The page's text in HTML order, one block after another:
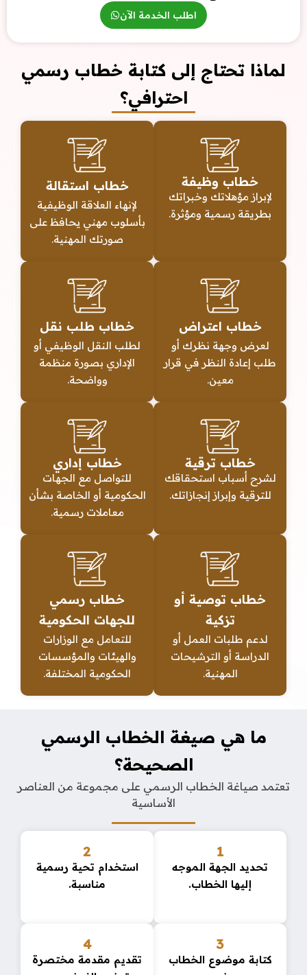
اطلب الخدمة الآن
لماذا تحتاج إلى كتابة خطاب رسمي
احترافي؟
خطاب وظيفة
لإبراز مؤهلاتك وخبراتك
بطريقة رسمية ومؤثرة.
خطاب استقالة
لإنهاء العلاقة الوظيفية
بأسلوب مهني يحافظ على
صورتك المهنية.
خطاب اعتراض
لعرض وجهة نظرك أو
طلب إعادة النظر في قرار
معين.
خطاب طلب نقل
لطلب النقل الوظيفي أو
الإداري بصورة منظمة
وواضحة.
خطاب ترقية
لشرح أسباب استحقاقك
للترقية وإبراز إنجازاتك.
خطاب إداري
للتواصل مع الجهات
الحكومية أو الخاصة بشأن
معاملات رسمية.
خطاب توصية أو
تزكية
لدعم طلبات العمل أو
الدراسة أو الترشيحات
المهنية.
خطاب رسمي
للجهات الحكومية
للتعامل مع الوزارات
والهيئات والمؤسسات
الحكومية المختلفة.
ما هي صيغة الخطاب الرسمي
الصحيحة؟
تعتمد صياغة الخطاب الرسمي على مجموعة من العناصر
الأساسية
1
تحديد الجهة الموجه
إليها الخطاب.
2
استخدام تحية رسمية
مناسبة.
3
كتابة موضوع الخطاب
4
تقديم مقدمة مختصرة